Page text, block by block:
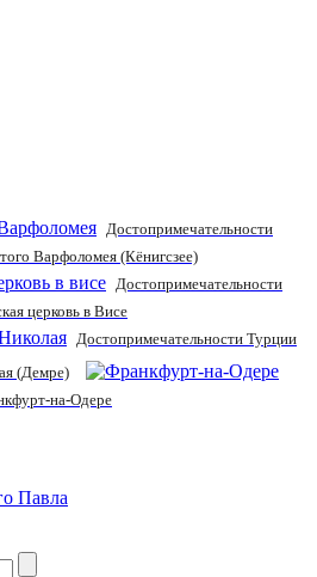
Достопримечательности
Варфоломея (Кёнигсзее)
Достопримечательности
церковь в Висе
Достопримечательности Турции
(Демре)
на-Одере
Павла